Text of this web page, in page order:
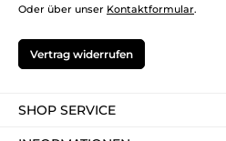
Oder über unser Kontaktformular.
Vertrag widerrufen
SHOP SERVICE